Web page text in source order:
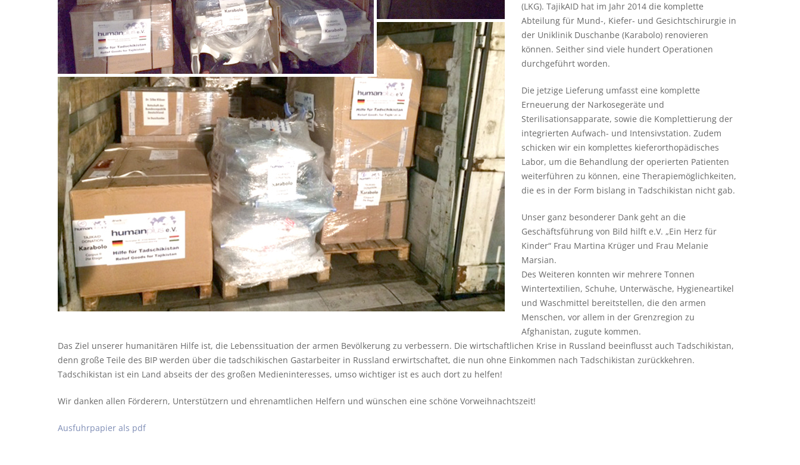
(LKG). TajikAID hat im Jahr 2014 die komplette
Abteilung für Mund-, Kiefer- und Gesichtschirurgie in
der Uniklinik Duschanbe (Karabolo) renovieren
können. Seither sind viele hundert Operationen
durchgeführt worden.
Die jetzige Lieferung umfasst eine komplette
Erneuerung der Narkosegeräte und
Sterilisationsapparate, sowie die Komplettierung der
integrierten Aufwach- und Intensivstation. Zudem
schicken wir ein komplettes kieferorthopädisches
Labor, um die Behandlung der operierten Patienten
weiterführen zu können, eine Therapiemöglichkeiten,
die es in der Form bislang in Tadschikistan nicht gab.
Unser ganz besonderer Dank geht an die
Geschäftsführung von Bild hilft e.V. „Ein Herz für
Kinder“ Frau Martina Krüger und Frau Melanie
Marsian.
Des Weiteren konnten wir mehrere Tonnen
Wintertextilien, Schuhe, Unterwäsche, Hygieneartikel
und Waschmittel bereitstellen, die den armen
Menschen, vor allem in der Grenzregion zu
Afghanistan, zugute kommen.
Das Ziel unserer humanitären Hilfe ist, die Lebenssituation der armen Bevölkerung zu verbessern. Die wirtschaftlichen Krise in Russland beeinflusst auch Tadschikistan,
denn große Teile des BIP werden über die tadschikischen Gastarbeiter in Russland erwirtschaftet, die nun ohne Einkommen nach Tadschikistan zurückkehren.
Tadschikistan ist ein Land abseits der des großen Medieninteresses, umso wichtiger ist es auch dort zu helfen!
Wir danken allen Förderern, Unterstützern und ehrenamtlichen Helfern und wünschen eine schöne Vorweihnachtszeit!
Ausfuhrpapier als pdf